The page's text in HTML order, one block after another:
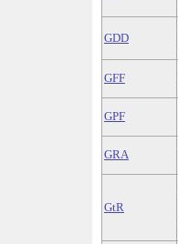
GDD
GFF
GPF
GRA
GtR